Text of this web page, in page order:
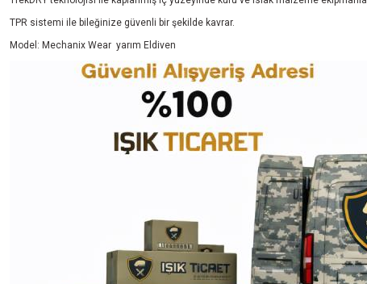
TPR sistemi ile bileğinize güvenli bir şekilde kavrar.
Model: Mechanix Wear yarım Eldiven